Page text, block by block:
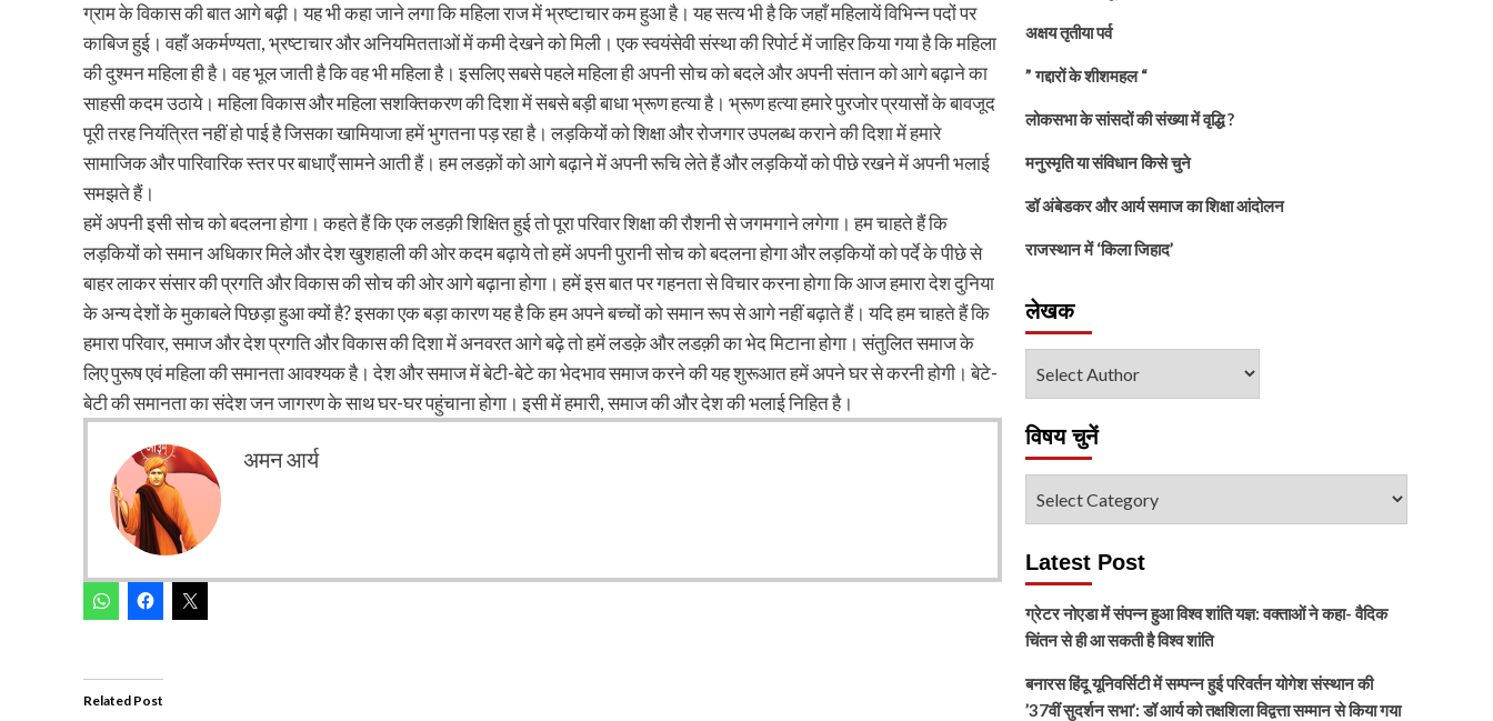
ग्राम के विकास की बात आगे बढ़ी। यह भी कहा जाने लगा कि महिला राज में भ्रष्टाचार कम हुआ है। यह सत्य भी है कि जहाँ महिलायें विभिन्न पदों पर
काबिज हुई। वहाँ अकर्मण्यता, भ्रष्टाचार और अनियमितताओं में कमी देखने को मिली। एक स्वयंसेवी संस्था की रिपोर्ट में जाहिर किया गया है कि महिला
की दुश्मन महिला ही है। वह भूल जाती है कि वह भी महिला है। इसलिए सबसे पहले महिला ही अपनी सोच को बदले और अपनी संतान को आगे बढ़ाने का
साहसी कदम उठाये। महिला विकास और महिला सशक्तिकरण की दिशा में सबसे बड़ी बाधा भ्रूण हत्या है। भ्रूण हत्या हमारे पुरजोर प्रयासों के बावजूद
पूरी तरह नियंत्रित नहीं हो पाई है जिसका खामियाजा हमें भुगतना पड़ रहा है। लड़कियों को शिक्षा और रोजगार उपलब्ध कराने की दिशा में हमारे
सामाजिक और पारिवारिक स्तर पर बाधाएँ सामने आती हैं। हम लडक़ों को आगे बढ़ाने में अपनी रूचि लेते हैं और लड़कियों को पीछे रखने में अपनी भलाई
समझते हैं।
हमें अपनी इसी सोच को बदलना होगा। कहते हैं कि एक लडक़ी शिक्षित हुई तो पूरा परिवार शिक्षा की रौशनी से जगमगाने लगेगा। हम चाहते हैं कि
लड़कियों को समान अधिकार मिले और देश खुशहाली की ओर कदम बढ़ाये तो हमें अपनी पुरानी सोच को बदलना होगा और लड़कियों को पर्दे के पीछे से
बाहर लाकर संसार की प्रगति और विकास की सोच की ओर आगे बढ़ाना होगा। हमें इस बात पर गहनता से विचार करना होगा कि आज हमारा देश दुनिया
के अन्य देशों के मुकाबले पिछड़ा हुआ क्यों है? इसका एक बड़ा कारण यह है कि हम अपने बच्चों को समान रूप से आगे नहीं बढ़ाते हैं। यदि हम चाहते हैं कि
हमारा परिवार, समाज और देश प्रगति और विकास की दिशा में अनवरत आगे बढ़े तो हमें लडक़े और लडक़ी का भेद मिटाना होगा। संतुलित समाज के
लिए पुरूष एवं महिला की समानता आवश्यक है। देश और समाज में बेटी-बेटे का भेदभाव समाज करने की यह शुरूआत हमें अपने घर से करनी होगी। बेटे-
बेटी की समानता का संदेश जन जागरण के साथ घर-घर पहुंचाना होगा। इसी में हमारी, समाज की और देश की भलाई निहित है।
अमन आर्य
Related Post
अक्षय तृतीया पर्व
” गद्दारों के शीशमहल “
लोकसभा के सांसदों की संख्या में वृद्धि ?
मनुस्मृति या संविधान किसे चुने
डॉ अंबेडकर और आर्य समाज का शिक्षा आंदोलन
राजस्थान में ‘किला जिहाद’
लेखक
विषय चुनें
Latest Post
ग्रेटर नोएडा में संपन्न हुआ विश्व शांति यज्ञ: वक्ताओं ने कहा- वैदिक
चिंतन से ही आ सकती है विश्व शांति
बनारस हिंदू यूनिवर्सिटी में सम्पन्न हुई परिवर्तन योगेश संस्थान की
’37वीं सुदर्शन सभा’: डॉ आर्य को तक्षशिला विद्वत्ता सम्मान से किया गया